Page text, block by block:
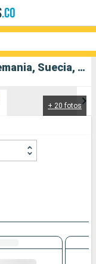
Crucero HANSEATIC nature: Alemania, Suecia, Finlandia, Dinamarca salida desde Hamburg Cruise Parade
+ 20 fotos
Compañías